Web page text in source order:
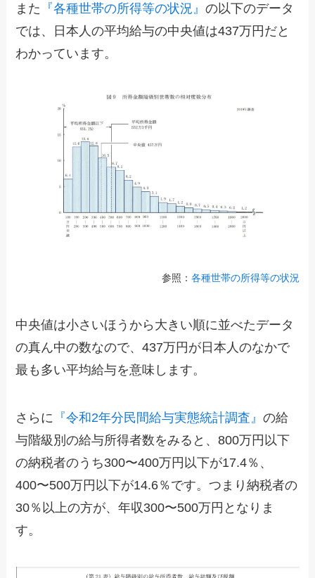
また 『各種世帯の所得等の状況』の以下のデータ
では、日本人の平均給与の中央値は437万円だと
わかっています。
参照： 各種世帯の所得等の状況
中央値は小さいほうから大きい順に並べたデータ
の真ん中の数なので、437万円が日本人のなかで
最も多い平均給与を意味します。
さらに 『令和2年分民間給与実態統計調査』の給
与階級別の給与所得者数をみると、800万円以下
の納税者のうち300〜400万円以下が17.4％、
400〜500万円以下が14.6％です。つまり納税者の
30％以上の方が、年収300〜500万円となりま
す。